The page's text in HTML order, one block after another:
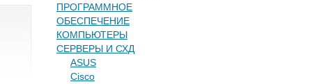
ПРОГРАММНОЕ
ОБЕСПЕЧЕНИЕ
КОМПЬЮТЕРЫ
СЕРВЕРЫ И СХД
ASUS
Cisco